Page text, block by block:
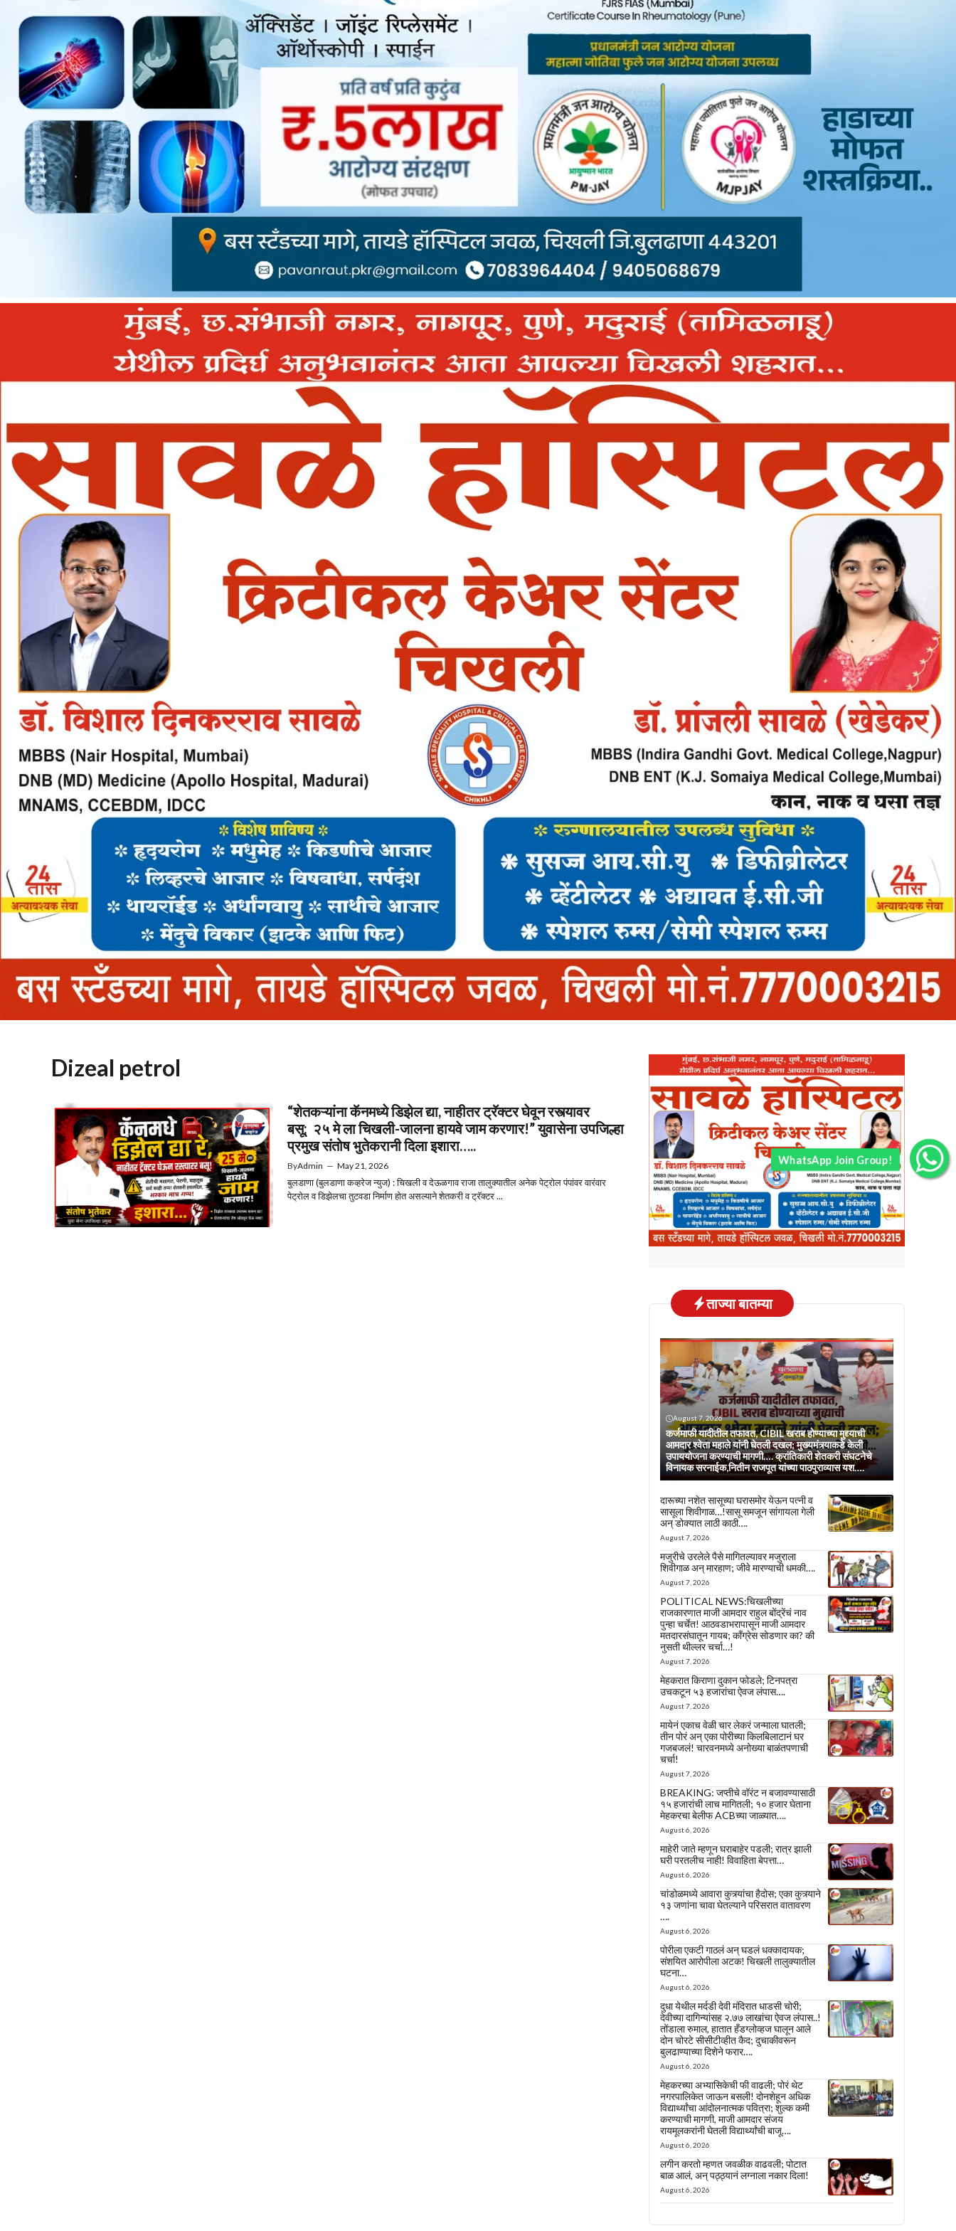
Dizeal petrol
“शेतकऱ्यांना कॅनमध्ये डिझेल द्या, नाहीतर ट्रॅक्टर घेवून रस्त्यावर
बसू; २५ मे ला चिखली-जालना हायवे जाम करणार!” युवासेना उपजिल्हा
प्रमुख संतोष भुतेकरानी दिला इशारा…..
ByAdmin — May 21, 2026
बुलडाणा (बुलडाणा कव्हरेज न्युज) : चिखली व देऊळगाव राजा तालुक्यातील अनेक पेट्रोल पंपांवर वारंवार
पेट्रोल व डिझेलचा तुटवडा निर्माण होत असल्याने शेतकरी व ट्रॅक्टर ...
ताज्या बातम्या
August 7, 2026
कर्जमाफी यादीतील तफावत, CIBIL खराब होण्याच्या मुद्द्याची
आमदार श्वेता महाले यांनी घेतली दखल; मुख्यमंत्र्याकडे केली
उपाययोजना करण्याची मागणी…. क्रांतिकारी शेतकरी संघटनेचे
विनायक सरनाईक,नितीन राजपूत यांच्या पाठपुराव्यास यश….
दारूच्या नशेत सासूच्या घरासमोर येऊन पत्नी व
सासूला शिवीगाळ…!सासू समजून सांगायला गेली
अन् डोक्यात लाठी काठी….
August 7, 2026
मजुरीचे उरलेले पैसे मागितल्यावर मजुराला
शिवीगाळ अन् मारहाण; जीवे मारण्याची धमकी….
August 7, 2026
POLITICAL NEWS:चिखलीच्या
राजकारणात माजी आमदार राहुल बोंद्रेंचं नाव
पुन्हा चर्चेत! आठवडाभरापासून माजी आमदार
मतदारसंघातून गायब; काँग्रेस सोडणार का? की
नुसती थील्लर चर्चा…!
August 7, 2026
मेहकरात किराणा दुकान फोडले; टिनपत्रा
उचकटून ५३ हजारांचा ऐवज लंपास….
August 7, 2026
मायेनं एकाच वेळी चार लेकरं जन्माला घातली;
तीन पोरं अन् एका पोरीच्या किलबिलाटानं घर
गजबजलं! चारवनमध्ये अनोख्या बाळंतपणाची
चर्चा!
August 7, 2026
BREAKING: जप्तीचे वॉरंट न बजावण्यासाठी
१५ हजारांची लाच मागितली; १० हजार घेताना
मेहकरचा बेलीफ ACBच्या जाळ्यात….
August 6, 2026
माहेरी जाते म्हणून घराबाहेर पडली; रात्र झाली
घरी परतलीच नाही! विवाहिता बेपत्ता…
August 6, 2026
चांडोळमध्ये आवारा कुत्र्यांचा हैदोस; एका कुत्र्याने
१३ जणांना चावा घेतल्याने परिसरात वातावरण
….
August 6, 2026
पोरीला एकटी गाठलं अन् घडलं धक्कादायक;
संशयित आरोपीला अटक! चिखली तालुक्यातील
घटना…
August 6, 2026
दुधा येथील मर्दडी देवी मंदिरात धाडसी चोरी;
देवीच्या दागिन्यांसह २.७७ लाखांचा ऐवज लंपास..!
तोंडाला रुमाल, हातात हँडग्लोव्हज घालून आले
दोन चोरटे सीसीटीव्हीत कैद; दुचाकीवरून
बुलढाण्याच्या दिशेने फरार….
August 6, 2026
मेहकरच्या अभ्यासिकेची फी वाढली; पोरं थेट
नगरपालिकेत जाऊन बसली! दोनशेहून अधिक
विद्यार्थ्यांचा आंदोलनात्मक पवित्रा; शुल्क कमी
करण्याची मागणी, माजी आमदार संजय
रायमूलकरांनी घेतली विद्यार्थ्यांची बाजू….
August 6, 2026
लगीन करतो म्हणत जवळीक वाढवली; पोटात
बाळ आलं, अन् पठ्ठ्यानं लग्नाला नकार दिला!
August 6, 2026
WhatsApp Join Group!